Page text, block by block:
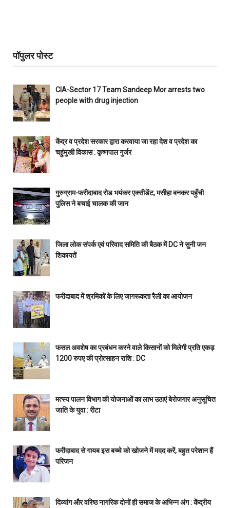
पॉपुलर पोस्ट
CIA-Sector 17 Team Sandeep Mor arrests two
people with drug injection
केंद्र व प्रदेश सरकार द्वारा करवाया जा रहा देश व प्रदेश का
चहुंमुखी विकास : कृष्णपाल गुर्जर
गुरुग्राम-फरीदाबाद रोड भयंकर एक्सीडेंट, मसीहा बनकर पहुँची
पुलिस ने बचाई चालक की जान
जिला लोक संपर्क एवं परिवाद समिति की बैठक में DC ने सुनी जन
शिकायतें
फरीदाबाद में श्रमिकों के लिए जागरूकता रैली का आयोजन
फसल अवशेष का प्रबंधन करने वाले किसानों को मिलेगी प्रति एकड़
1200 रुपए की प्रोत्साहन राशि : DC
मत्स्य पालन विभाग की योजनाओं का लाभ उठाएं बेरोजगार अनुसूचित
जाति के युवा : रीटा
फरीदाबाद से गायब इस बच्चे को खोजने में मदद करें, बहुत परेशान हैं
परिजन
दिव्यांग और वरिष्ठ नागरिक दोनों ही समाज के अभिन्न अंग : केंद्रीय